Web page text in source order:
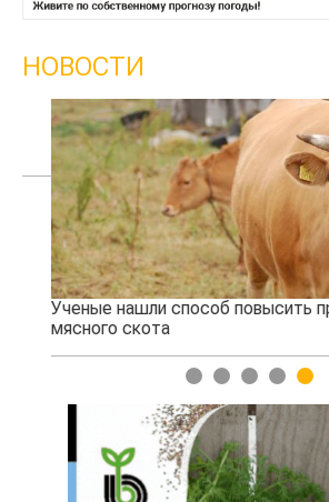
НОВОСТИ
Ученые нашли способ повысить
мясного скота
1 2 3 4 5